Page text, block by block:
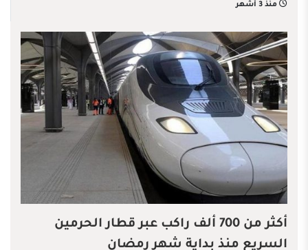
منذ 3 أشهر
أكثر من 700 ألف راكب عبر قطار الحرمين
السريع منذ بداية شهر رمضان